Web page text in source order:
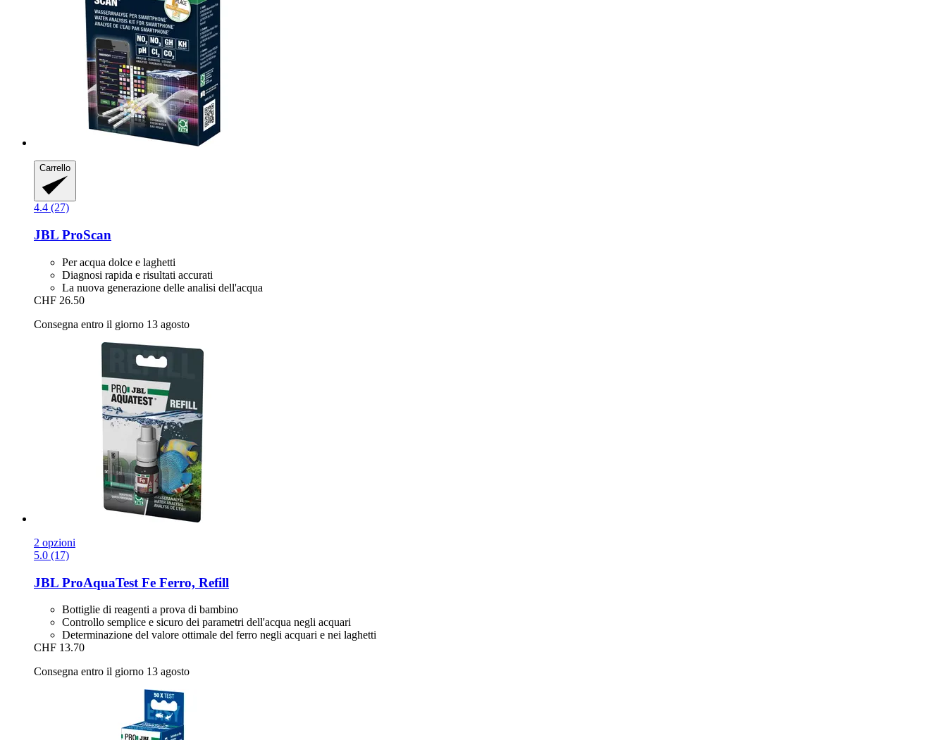
Carrello
4.4 (27)
JBL ProScan
Per acqua dolce e laghetti
Diagnosi rapida e risultati accurati
La nuova generazione delle analisi dell'acqua
CHF 26.50
Consegna entro il giorno 13 agosto
2 opzioni
5.0 (17)
JBL ProAquaTest Fe Ferro, Refill
Bottiglie di reagenti a prova di bambino
Controllo semplice e sicuro dei parametri dell'acqua negli acquari
Determinazione del valore ottimale del ferro negli acquari e nei laghetti
CHF 13.70
Consegna entro il giorno 13 agosto